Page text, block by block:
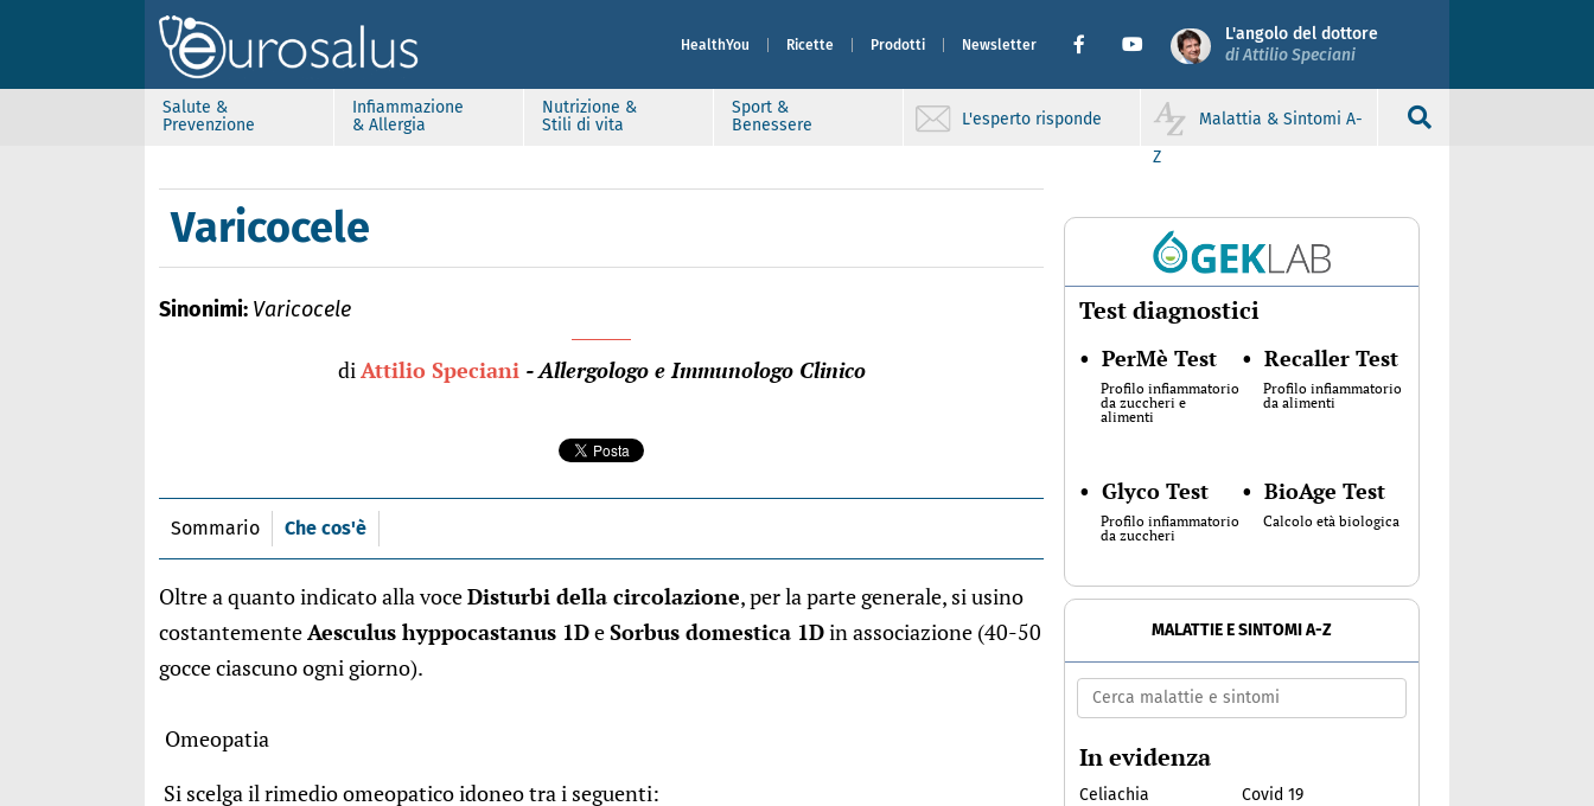
HealthYou Ricette Prodotti Newsletter
L'angolo del dottore
di Attilio Speciani
Salute &
Prevenzione
Infiammazione
& Allergia
Nutrizione &
Stili di vita
Sport &
Benessere
L'esperto risponde
Malattia & Sintomi A-
Z
Varicocele
Sinonimi: Varicocele
diAttilio Speciani - Allergologo e Immunologo Clinico
Sommario Che cos'è
Oltre a quanto indicato alla voceDisturbi della circolazione, per la parte generale, si usino
costantementeAesculus hyppocastanus 1DeSorbus domestica 1Din associazione (40-50
gocce ciascuno ogni giorno).
Omeopatia
Si scelga il rimedio omeopatico idoneo tra i seguenti:
Test diagnostici
• PerMè Test
Profilo infiammatorio
da zuccheri e
alimenti
• Recaller Test
Profilo infiammatorio
da alimenti
• Glyco Test
Profilo infiammatorio
da zuccheri
• BioAge Test
Calcolo età biologica
MALATTIE E SINTOMI A-Z
In evidenza
Celiachia
Covid 19